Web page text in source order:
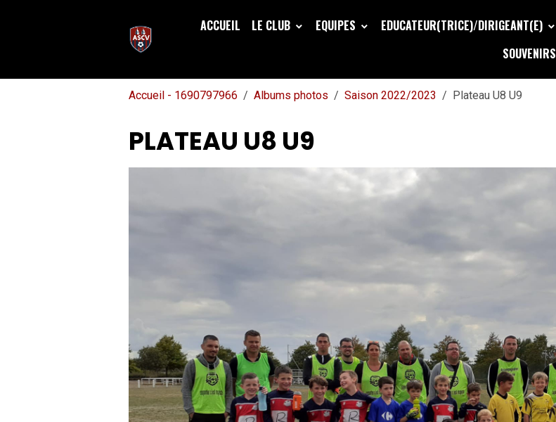
ACCUEIL LE CLUB EQUIPES EDUCATEUR(TRICE)/DIRIGEANT(E)
SOUVENIRS
Accueil - 1690797966 Albums photos Saison 2022/2023 Plateau U8 U9
PLATEAU U8 U9